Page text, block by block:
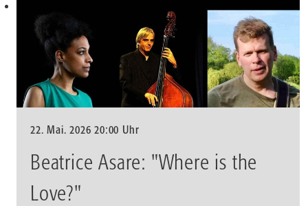
22. Mai. 2026 20:00 Uhr
Beatrice Asare: "Where is the
Love?"